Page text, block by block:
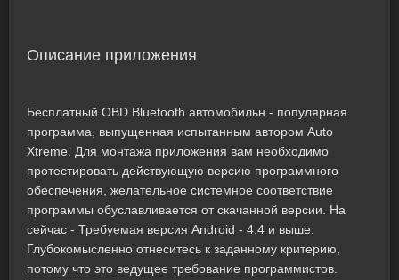
Описание приложения
Бесплатный OBD Bluetooth автомобильн - популярная
программа, выпущенная испытанным автором Auto
Xtreme. Для монтажа приложения вам необходимо
протестировать действующую версию программного
обеспечения, желательное системное соответствие
программы обуславливается от скачанной версии. На
сейчас - Требуемая версия Android - 4.4 и выше.
Глубокомысленно отнеситесь к заданному критерию,
потому что это ведущее требование программистов.